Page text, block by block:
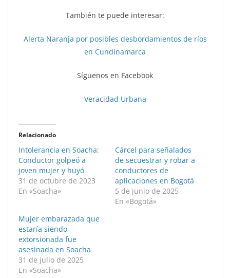
También te puede interesar:
Alerta Naranja por posibles desbordamientos de ríos
en Cundinamarca
Síguenos en Facebook
Veracidad Urbana
Relacionado
Intolerancia en Soacha:
Conductor golpeó a
joven mujer y huyó
31 de octubre de 2023
En «Soacha»
Cárcel para señalados
de secuestrar y robar a
conductores de
aplicaciones en Bogotá
5 de junio de 2025
En «Bogotá»
Mujer embarazada que
estaría siendo
extorsionada fue
asesinada en Soacha
31 de julio de 2025
En «Soacha»